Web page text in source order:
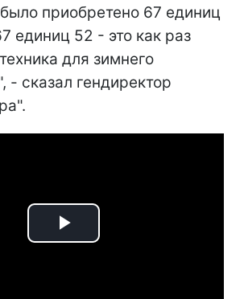
приобретено 67 единиц
единиц 52 - это как раз
для зимнего
- сказал гендиректор
Play